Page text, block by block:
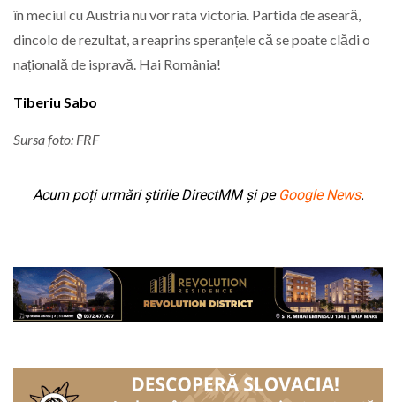
în meciul cu Austria nu vor rata victoria. Partida de aseară,
dincolo de rezultat, a reaprins speranțele că se poate clădi o
națională de ispravă. Hai România!
Tiberiu Sabo
Sursa foto: FRF
Acum poți urmări știrile DirectMM și pe Google News.